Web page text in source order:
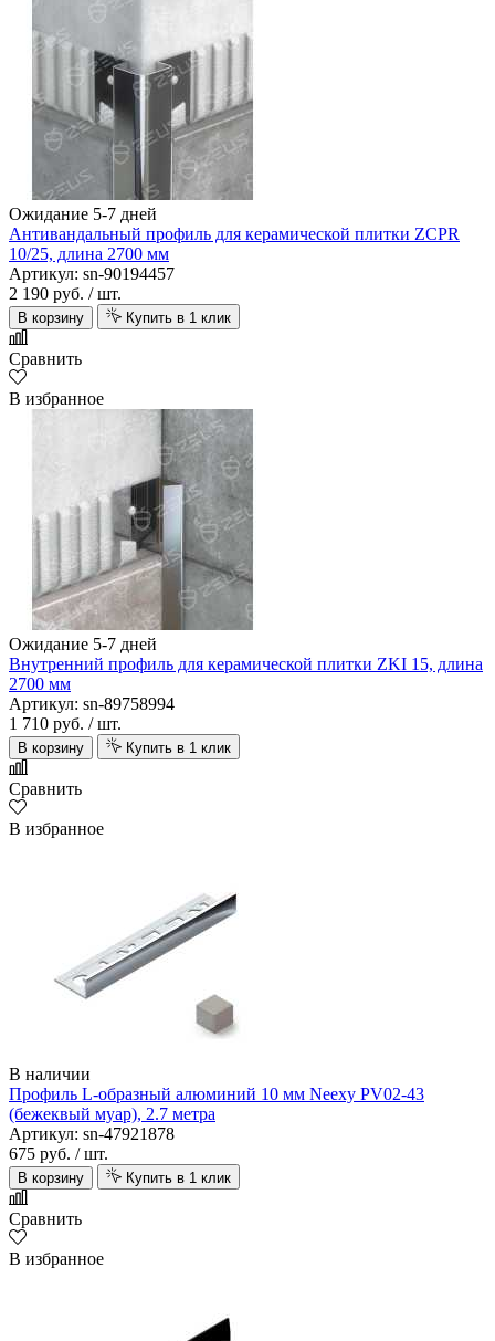
Ожидание 5-7 дней
Антивандальный профиль для керамической плитки ZCPR
10/25, длина 2700 мм
Артикул: sn-90194457
2 190 руб. / шт.
В корзину Купить в 1 клик
Сравнить
В избранное
Ожидание 5-7 дней
Внутренний профиль для керамической плитки ZKI 15, длина
2700 мм
Артикул: sn-89758994
1 710 руб. / шт.
В корзину Купить в 1 клик
Сравнить
В избранное
В наличии
Профиль L-образный алюминий 10 мм Neexy PV02-43
(бежеквый муар), 2.7 метра
Артикул: sn-47921878
675 руб. / шт.
В корзину Купить в 1 клик
Сравнить
В избранное